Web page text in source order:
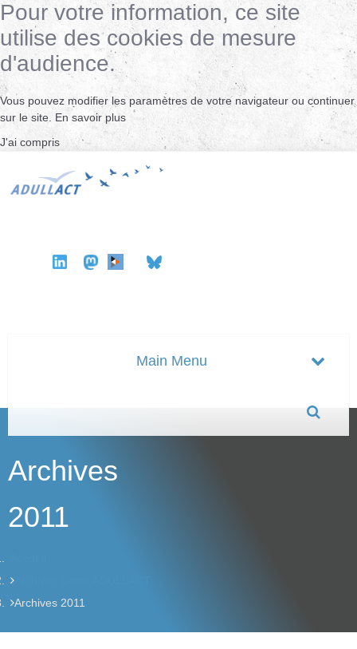
Pour votre information, ce site
utilise des cookies de mesure
d'audience.
Vous pouvez modifier les paramètres de votre navigateur ou continuer
sur le site. En savoir plus
J'ai compris
Archives
2011
Archives 2011